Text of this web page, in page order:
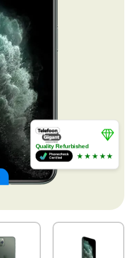
Quality Refurbished
★★★★★